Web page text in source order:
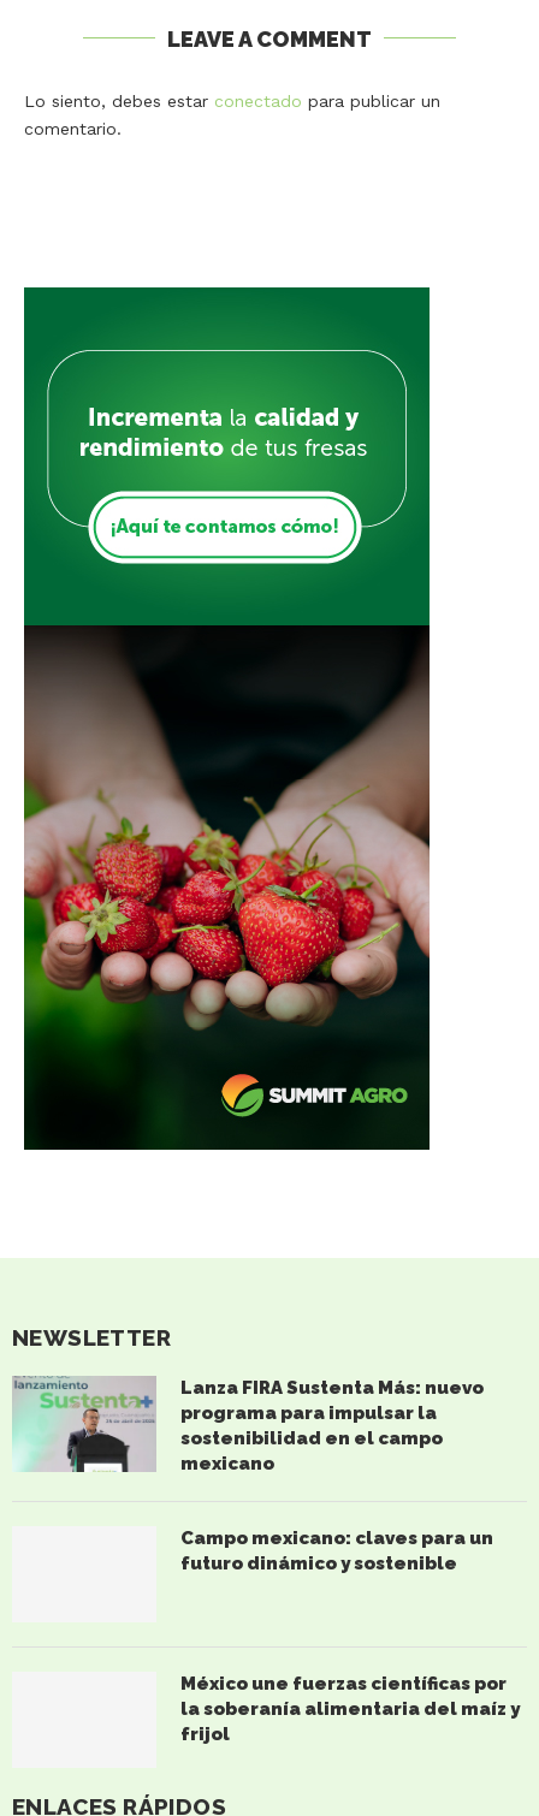
LEAVE A COMMENT
Lo siento, debes estar conectado para publicar un
comentario.
ENLACES RÁPIDOS
NEWSLETTER
Lanza FIRA Sustenta Más: nuevo
programa para impulsar la
sostenibilidad en el campo
mexicano
Campo mexicano: claves para un
futuro dinámico y sostenible
México une fuerzas científicas por
la soberanía alimentaria del maíz y
frijol